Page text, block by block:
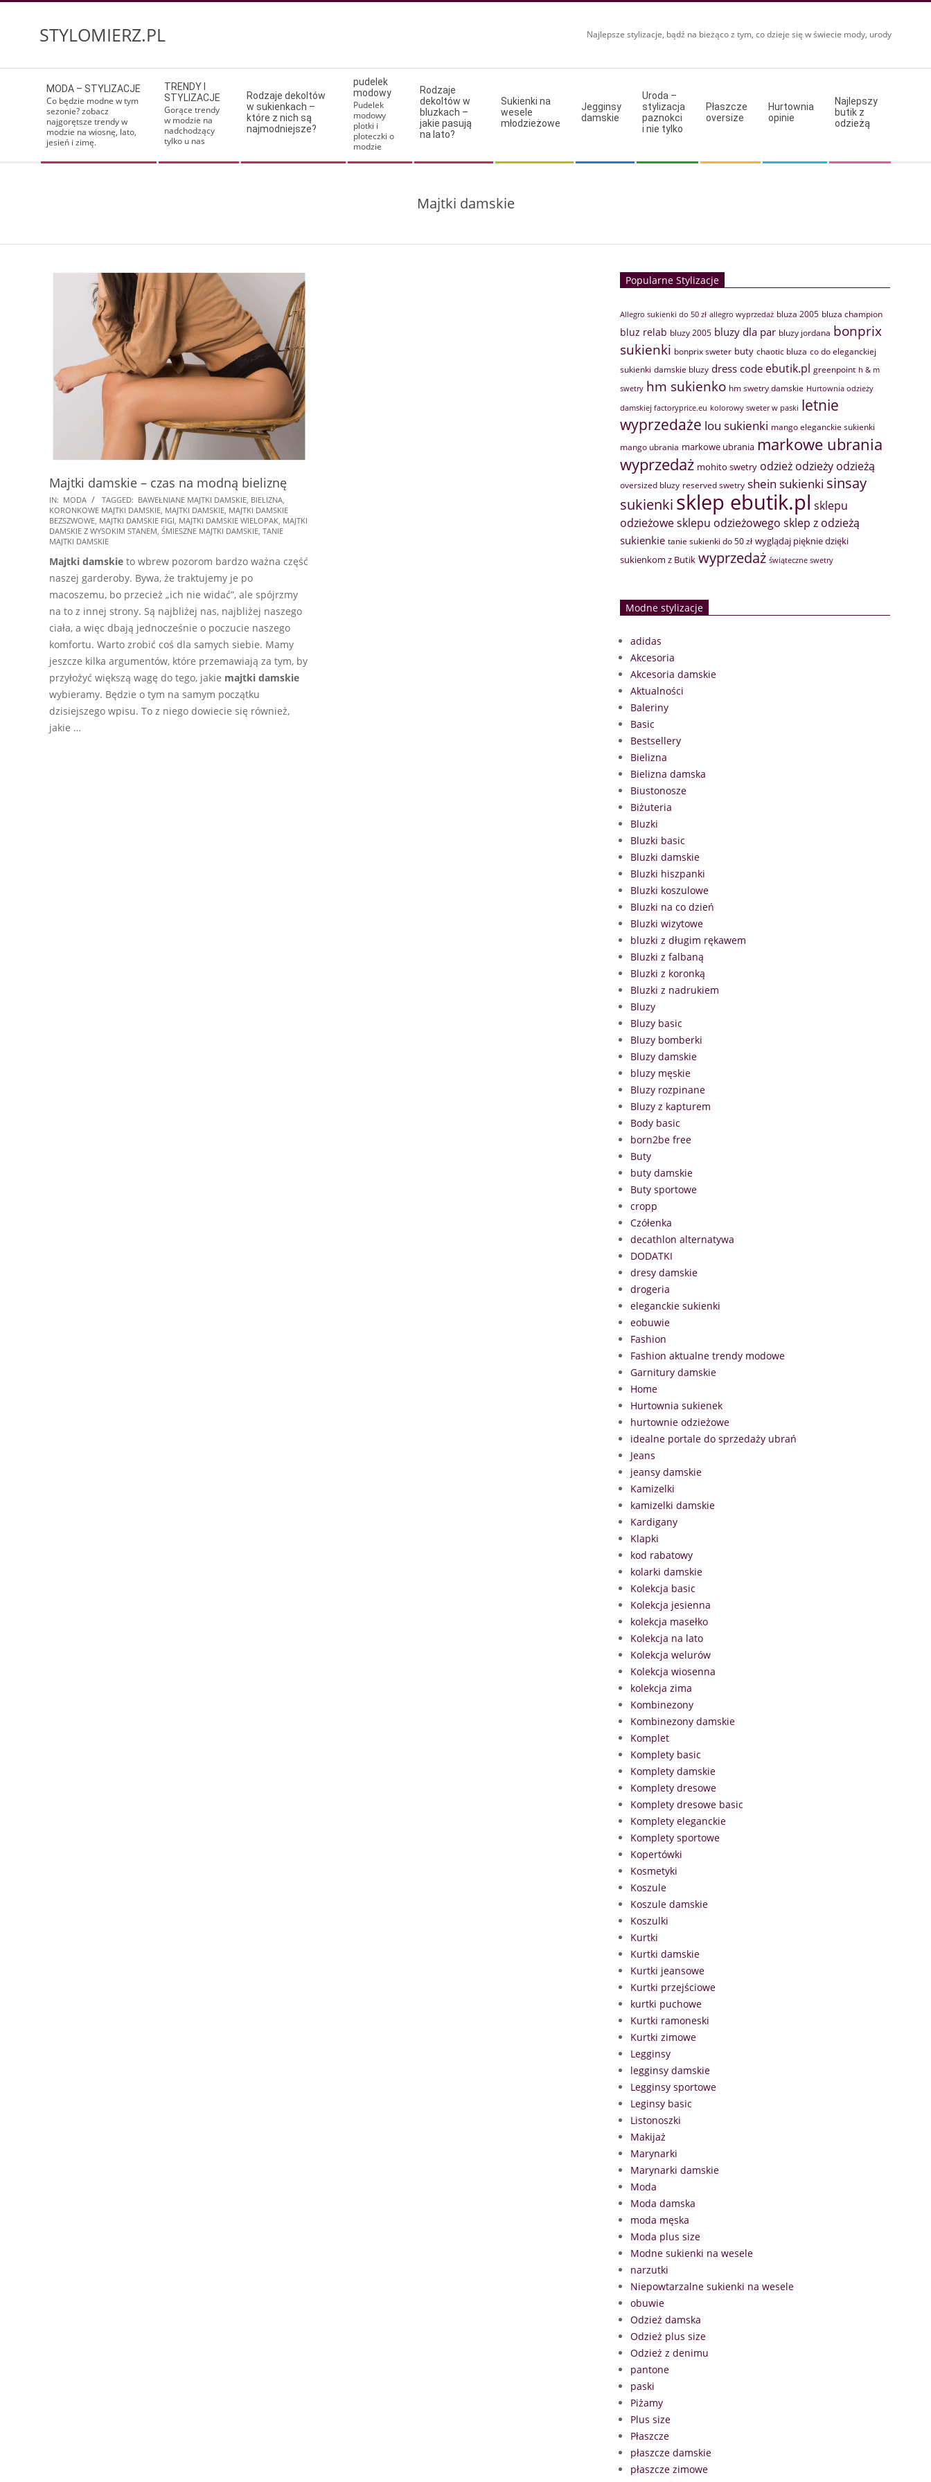
STYLOMIERZ.PL Najlepsze stylizacje, bądź na bieżąco z tym, co dzieje się w świecie mody, urody
Navigation
Menu
MODA – STYLIZACJE
Co będzie modne w tym
sezonie? zobacz
najgorętsze trendy w
modzie na wiosnę, lato,
jesień i zimę.
TRENDY I
STYLIZACJE
Gorące trendy
w modzie na
nadchodzący
tylko u nas
Rodzaje dekoltów
w sukienkach –
które z nich są
najmodniejsze?
pudelek
modowy
Pudelek
modowy
plotki i
ploteczki o
modzie
Rodzaje
dekoltów w
bluzkach –
jakie pasują
na lato?
Sukienki na
wesele
młodzieżowe
Jegginsy
damskie
Uroda –
stylizacja
paznokci
i nie tylko
Płaszcze
oversize
Hurtownia
opinie
Najlepszy
butik z
odzieżą
Majtki damskie
Majtki damskie – czas na modną bieliznę
2021-
05-
15
IN: MODA TAGGED: BAWEŁNIANE MAJTKI DAMSKIE BIELIZNA
KORONKOWE MAJTKI DAMSKIE MAJTKI DAMSKIE MAJTKI DAMSKIE
BEZSZWOWE MAJTKI DAMSKIE FIGI MAJTKI DAMSKIE WIELOPAK MAJTKI
DAMSKIE Z WYSOKIM STANEM ŚMIESZNE MAJTKI DAMSKIE TANIE
MAJTKI DAMSKIE
Majtki damskie to wbrew pozorom bardzo ważna część
naszej garderoby. Bywa, że traktujemy je po
macoszemu, bo przecież „ich nie widać”, ale spójrzmy
na to z innej strony. Są najbliżej nas, najbliżej naszego
ciała, a więc dbają jednocześnie o poczucie naszego
komfortu. Warto zrobić coś dla samych siebie. Mamy
jeszcze kilka argumentów, które przemawiają za tym, by
przyłożyć większą wagę do tego, jakie majtki damskie
wybieramy. Będzie o tym na samym początku
dzisiejszego wpisu. To z niego dowiecie się również,
jakie …
Popularne Stylizacje
Allegro sukienki do 50 zł allegro wyprzedaż bluza 2005 bluza champion
bluz relab bluzy 2005 bluzy dla par bluzy jordana bonprix
sukienki bonprix sweter buty chaotic bluza co do eleganckiej
sukienki damskie bluzy dress code ebutik.pl greenpoint h & m
swetry hm sukienko hm swetry damskie Hurtownia odzieży
damskiej factoryprice.eu kolorowy sweter w paski letnie
wyprzedaże lou sukienki mango eleganckie sukienki
mango ubrania markowe ubrania markowe ubrania
wyprzedaż mohito swetry odzież odzieży odzieżą
oversized bluzy reserved swetry shein sukienki sinsay
sukienki sklep ebutik.pl sklepu
odzieżowesklepu odzieżowego sklep z odzieżą
sukienkie tanie sukienki do 50 zł wyglądaj pięknie dzięki
sukienkom z Butik wyprzedaż świąteczne swetry
Modne stylizacje
adidas
Akcesoria
Akcesoria damskie
Aktualności
Baleriny
Basic
Bestsellery
Bielizna
Bielizna damska
Biustonosze
Biżuteria
Bluzki
Bluzki basic
Bluzki damskie
Bluzki hiszpanki
Bluzki koszulowe
Bluzki na co dzień
Bluzki wizytowe
bluzki z długim rękawem
Bluzki z falbaną
Bluzki z koronką
Bluzki z nadrukiem
Bluzy
Bluzy basic
Bluzy bomberki
Bluzy damskie
bluzy męskie
Bluzy rozpinane
Bluzy z kapturem
Body basic
born2be free
Buty
buty damskie
Buty sportowe
cropp
Czółenka
decathlon alternatywa
DODATKI
dresy damskie
drogeria
eleganckie sukienki
eobuwie
Fashion
Fashion aktualne trendy modowe
Garnitury damskie
Home
Hurtownia sukienek
hurtownie odzieżowe
idealne portale do sprzedaży ubrań
Jeans
jeansy damskie
Kamizelki
kamizelki damskie
Kardigany
Klapki
kod rabatowy
kolarki damskie
Kolekcja basic
Kolekcja jesienna
kolekcja masełko
Kolekcja na lato
Kolekcja welurów
Kolekcja wiosenna
kolekcja zima
Kombinezony
Kombinezony damskie
Komplet
Komplety basic
Komplety damskie
Komplety dresowe
Komplety dresowe basic
Komplety eleganckie
Komplety sportowe
Kopertówki
Kosmetyki
Koszule
Koszule damskie
Koszulki
Kurtki
Kurtki damskie
Kurtki jeansowe
Kurtki przejściowe
kurtki puchowe
Kurtki ramoneski
Kurtki zimowe
Legginsy
legginsy damskie
Legginsy sportowe
Leginsy basic
Listonoszki
Makijaż
Marynarki
Marynarki damskie
Moda
Moda damska
moda męska
Moda plus size
Modne sukienki na wesele
narzutki
Niepowtarzalne sukienki na wesele
obuwie
Odzież damska
Odzież plus size
Odzież z denimu
pantone
paski
Piżamy
Plus size
Płaszcze
płaszcze damskie
płaszcze zimowe